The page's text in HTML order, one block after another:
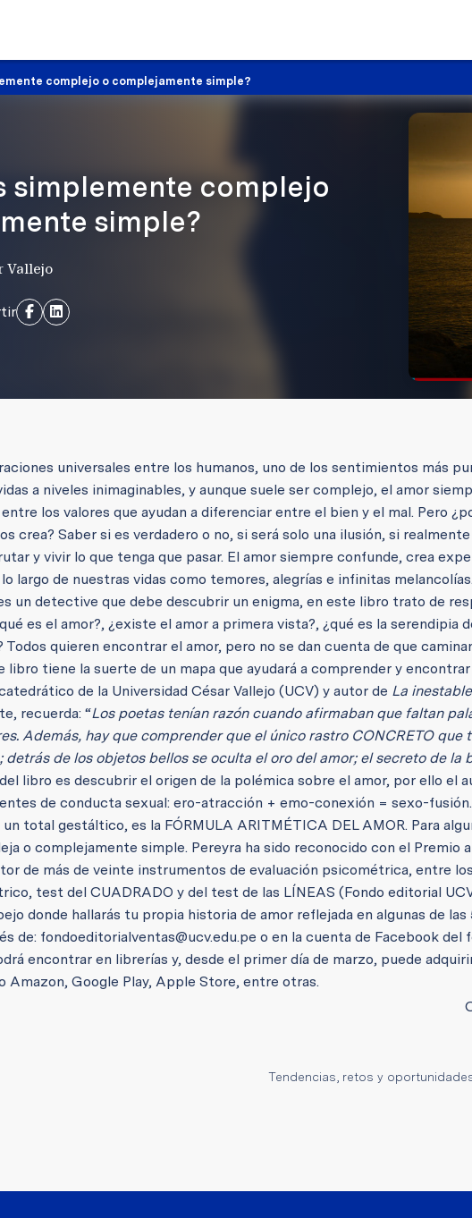
complejo o complejamente simple?
simplemente complejo
simple?
Vallejo
universales entre los humanos, uno de los sentimientos más
a niveles inimaginables, y aunque suele ser complejo, el amor
los valores que ayudan a diferenciar entre el bien y el mal. Pero
crea? Saber si es verdadero o no, si será solo una ilusión, si realmente
y vivir lo que tenga que pasar. El amor siempre confunde, crea
largo de nuestras vidas como temores, alegrías e infinitas
un detective que debe descubrir un enigma, en este libro trato de
es el amor?, ¿existe el amor a primera vista?, ¿qué es la serendipia
Todos quieren encontrar el amor, pero no se dan cuenta de que
libro tiene la suerte de un mapa que ayudará a comprender y
de la Universidad César Vallejo (UCV) y autor de La
recuerda: “Los poetas tenían razón cuando afirmaban que faltan
Además, hay que comprender que el único rastro CONCRETO que
detrás de los objetos bellos se oculta el oro del amor; el secreto de la
libro es descubrir el origen de la polémica sobre el amor, por ello el
de conducta sexual: ero-atracción + emo-conexión = sexo-
total gestáltico, es la FÓRMULA ARITMÉTICA DEL AMOR. Para
o complejamente simple. Pereyra ha sido reconocido con el Premio
de más de veinte instrumentos de evaluación psicométrica, entre
test del CUADRADO y del test de las LÍNEAS (Fondo editorial
donde hallarás tu propia historia de amor reflejada en algunas de las
de: fondoeditorialventas@ucv.edu.pe o en la cuenta de Facebook del
encontrar en librerías y, desde el primer día de marzo, puede
Amazon, Google Play, Apple Store, entre otras.
Tendencias, retos y